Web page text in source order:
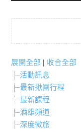
展開全部 | 收合全部
活動訊息
最新揪團行程
最新課程
酒雄頻道
深度微旅